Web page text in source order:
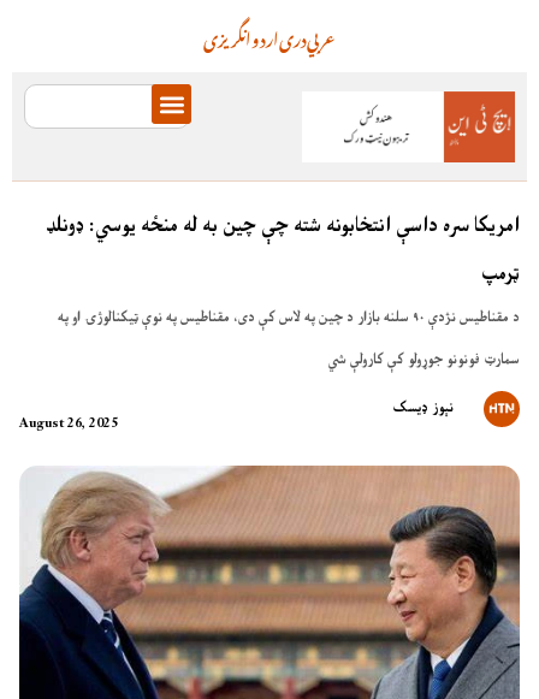
انگریزیاردودریعربي
امریکا سره داسې انتخابونه شته چې چین به له منځه یوسي: ډونلډ
ټرمپ
د مقناطیس نژدې ۹۰ سلنه بازار د چین په لاس کې دی، مقناطیس په نوې ټیکنالوژۍ او په
سمارټ فونونو جوړولو کې کارولې شي
August 26, 2025
نېوز ډیسک